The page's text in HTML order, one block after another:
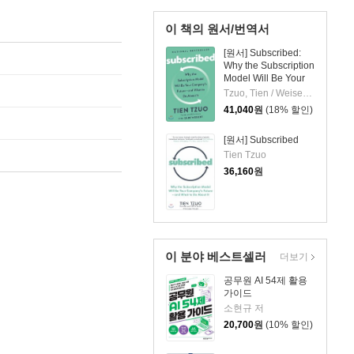
이 책의 원서/번역서
[원서] Subscribed:
Why the Subscription
Model Will Be Your
Company's Future -
And What to Do
about It
Tzuo, Tien / Weisert, Gabe
41,040원 (18% 할인)
[원서] Subscribed
Tien Tzuo
36,160원
이 분야 베스트셀러
공무원 AI 54제 활용
가이드
소현규 저
20,700원 (10% 할인)
더보기